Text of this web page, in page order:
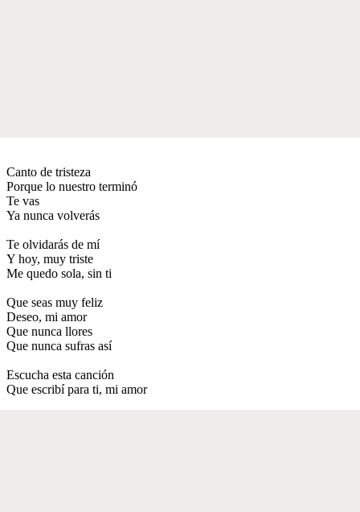
Canto de tristeza
Porque lo nuestro terminó
Te vas
Ya nunca volverás
Te olvidarás de mí
Y hoy, muy triste
Me quedo sola, sin ti
Que seas muy feliz
Deseo, mi amor
Que nunca llores
Que nunca sufras así
Escucha esta canción
Que escribí para ti, mi amor